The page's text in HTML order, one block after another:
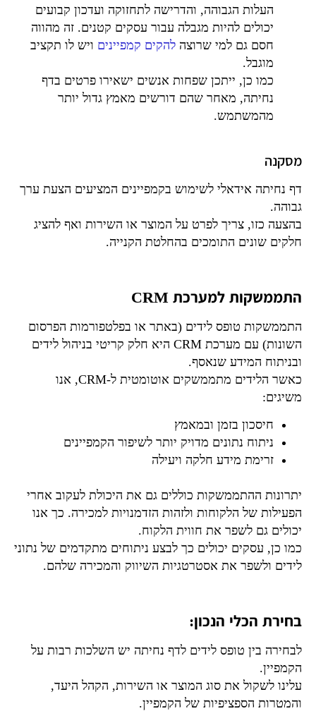
העלות הגבוהה, והדרישה לתחזוקה ועדכון קבועים
יכולים להיות מגבלה עבור עסקים קטנים. זה מהווה
חסם גם למי שרוצה להקים קמפיינים ויש לו תקציב
מוגבל.
כמו כן, ייתכן שפחות אנשים ישאירו פרטים בדף
נחיתה, מאחר שהם דורשים מאמץ גדול יותר
מהמשתמש.
מסקנה
דף נחיתה אידאלי לשימוש בקמפיינים המציעים הצעת ערך
גבוהה.
בהצעה כזו, צריך לפרט על המוצר או השירות ואף להציג
חלקים שונים התומכים בהחלטת הקנייה.
התממשקות למערכת CRM
התממשקות טופס לידים (באתר או בפלטפורמות הפרסום
השונות) עם מערכת CRM היא חלק קריטי בניהול לידים
ובניתוח המידע שנאסף.
כאשר הלידים מתממשקים אוטומטית ל-CRM, אנו
משיגים:
חיסכון בזמן ובמאמץ
ניתוח נתונים מדויק יותר לשיפור הקמפיינים
זרימת מידע חלקה ויעילה
יתרונות ההתממשקות כוללים גם את היכולת לעקוב אחרי
הפעילות של הלקוחות ולזהות הזדמנויות למכירה. כך אנו
יכולים גם לשפר את חווית הלקוח.
כמו כן, עסקים יכולים כך לבצע ניתוחים מתקדמים של נתוני
לידים ולשפר את אסטרטגיות השיווק והמכירה שלהם.
בחירת הכלי הנכון:
לבחירה בין טופס לידים לדף נחיתה יש השלכות רבות על
הקמפיין.
עלינו לשקול את סוג המוצר או השירות, הקהל היעד,
והמטרות הספציפיות של הקמפיין.